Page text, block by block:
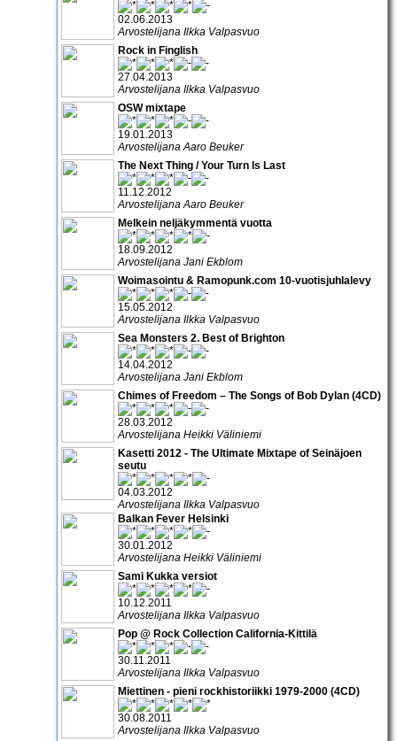
02.06.2013
Arvostelijana Ilkka Valpasvuo
Rock in Finglish
27.04.2013
Arvostelijana Ilkka Valpasvuo
OSW mixtape
19.01.2013
Arvostelijana Aaro Beuker
The Next Thing / Your Turn Is Last
11.12.2012
Arvostelijana Aaro Beuker
Melkein neljäkymmentä vuotta
18.09.2012
Arvostelijana Jani Ekblom
Woimasointu & Ramopunk.com 10-vuotisjuhlalevy
15.05.2012
Arvostelijana Ilkka Valpasvuo
Sea Monsters 2. Best of Brighton
14.04.2012
Arvostelijana Jani Ekblom
Chimes of Freedom – The Songs of Bob Dylan (4CD)
28.03.2012
Arvostelijana Heikki Väliniemi
Kasetti 2012 - The Ultimate Mixtape of Seinäjoen
seutu
04.03.2012
Arvostelijana Ilkka Valpasvuo
Balkan Fever Helsinki
30.01.2012
Arvostelijana Heikki Väliniemi
Sami Kukka versiot
10.12.2011
Arvostelijana Ilkka Valpasvuo
Pop @ Rock Collection California-Kittilä
30.11.2011
Arvostelijana Ilkka Valpasvuo
Miettinen - pieni rockhistoriikki 1979-2000 (4CD)
30.08.2011
Arvostelijana Ilkka Valpasvuo